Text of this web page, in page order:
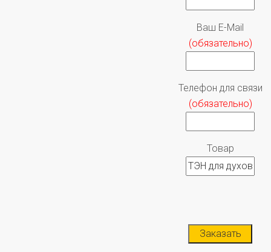
Ваш E-Mail
(обязательно)
Телефон для связи
(обязательно)
Товар